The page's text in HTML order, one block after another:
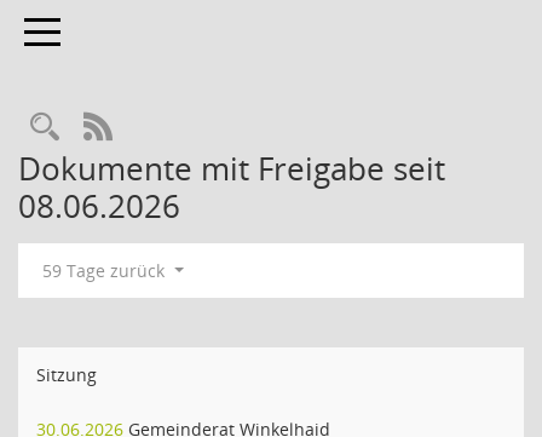
Toggle navigation
Rechercheauswahl
RSS-Feed
Dokumente mit Freigabe seit
08.06.2026
59 Tage zurück
Sitzung
30.06.2026 Gemeinderat Winkelhaid